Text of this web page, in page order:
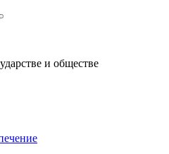
и обществе